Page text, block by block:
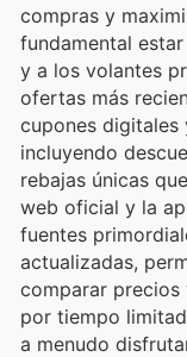
compras y
fundamental
y a los volantes
ofertas más
cupones digitales
incluyendo
rebajas únicas
web oficial y la
fuentes
actualizadas,
comparar
por tiempo
a menudo